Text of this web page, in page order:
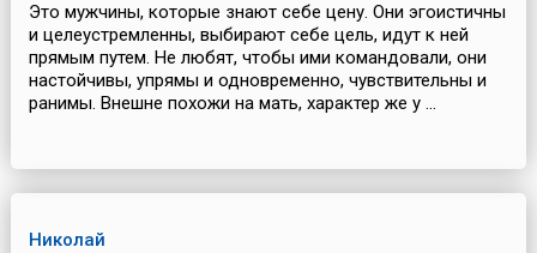
Это мужчины, которые знают себе цену. Они эгоистичны
и целеустремленны, выбирают себе цель, идут к ней
прямым путем. Не любят, чтобы ими командовали, они
настойчивы, упрямы и одновременно, чувствительны и
ранимы. Внешне похожи на мать, характер же у ...
Николай